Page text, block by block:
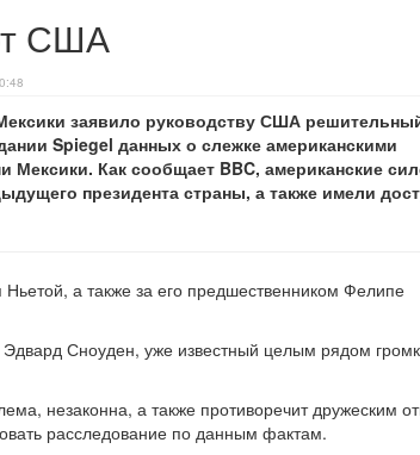
США
заявило руководству США
Spiegel данных о слежке американскими
Как сообщает BBC, американские
президента страны, а также имели
а также за его предшественником Фелипе
Сноуден, уже известный целым рядом
незаконна, а также противоречит дружеским
расследование по данным фактам.